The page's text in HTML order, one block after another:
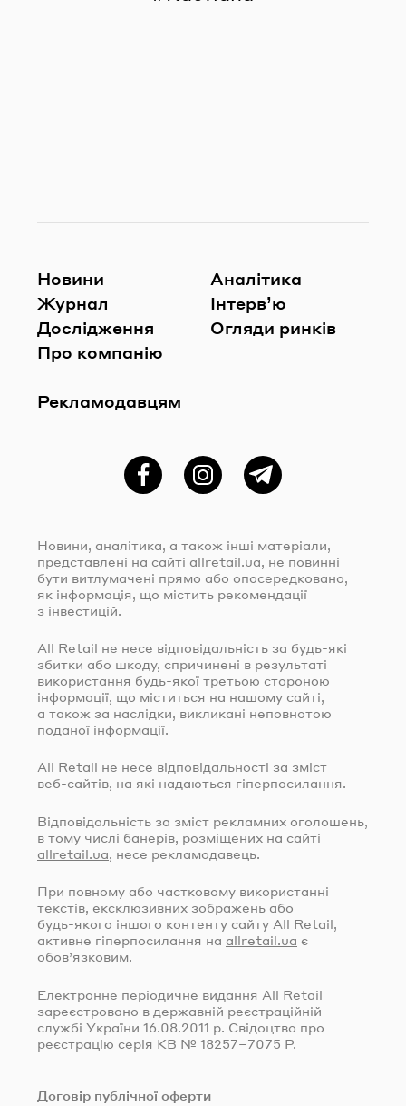
Новини
Журнал
Дослідження
Про компанію
Рекламодавцям
Аналітика
Інтерв’ю
Огляди ринків
ФейсбукInstagramTelegram
Новини, аналітика, а також інші матеріали,
представлені на сайті allretail.ua, не повинні
бути витлумачені прямо або опосередковано,
як інформація, що містить рекомендації
з інвестицій.
All Retail не несе відповідальність за будь-які
збитки або шкоду, спричинені в результаті
використання будь-якої третьою стороною
інформації, що міститься на нашому сайті,
а також за наслідки, викликані неповнотою
поданої інформації.
All Retail не несе відповідальності за зміст
веб-сайтів, на які надаються гіперпосилання.
Відповідальність за зміст рекламних оголошень,
в тому числі банерів, розміщених на сайті
allretail.ua, несе рекламодавець.
При повному або частковому використанні
текстів, ексклюзивних зображень або
будь-якого іншого контенту сайту All Retail,
активне гіперпосилання на allretail.ua є
обов’язковим.
Електронне періодичне видання All Retail
зареєстровано в державній реєстраційній
службі України 16.08.2011 р. Свідоцтво про
реєстрацію серія КВ № 18257–7075 Р.
Договір публічної оферти